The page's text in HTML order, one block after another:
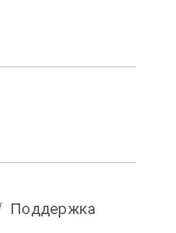
Поддержка